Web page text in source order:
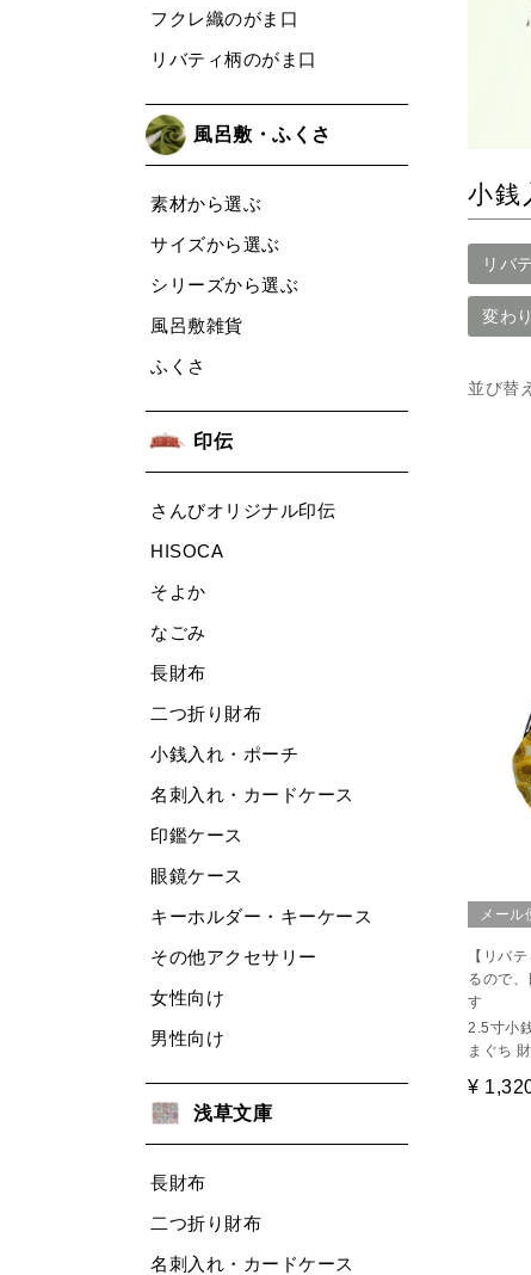
フクレ織のがま口
リバティ柄のがま口
風呂敷・ふくさ
素材から選ぶ
サイズから選ぶ
シリーズから選ぶ
風呂敷雑貨
ふくさ
印伝
さんびオリジナル印伝
HISOCA
そよか
なごみ
長財布
二つ折り財布
小銭入れ・ポーチ
名刺入れ・カードケース
印鑑ケース
眼鏡ケース
キーホルダー・キーケース
その他アクセサリー
女性向け
男性向け
浅草文庫
長財布
二つ折り財布
名刺入れ・カードケース
小銭
リバ
変わ
並び替え
メール
【リバ
るので
す
2.5寸小
まぐち
¥